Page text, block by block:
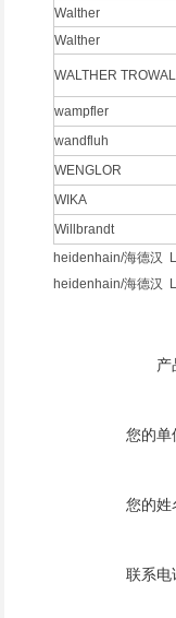
Walther
Walther
WALTHER TROWAL
wampfler
wandfluh
WENGLOR
WIKA
Willbrandt
heidenhain/海德汉
heidenhain/海德汉
产
您的单
您的姓
联系电